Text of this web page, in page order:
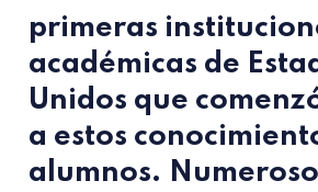
primeras
académicas de
Unidos que
a estos
alumnos.